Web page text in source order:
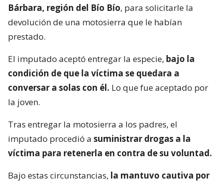
Bárbara, región del Bío Bío, para solicitarle la
devolución de una motosierra que le habían
prestado.
El imputado aceptó entregar la especie, bajo la
condición de que la víctima se quedara a
conversar a solas con él. Lo que fue aceptado por
la joven.
Tras entregar la motosierra a los padres, el
imputado procedió a suministrar drogas a la
víctima para retenerla en contra de su voluntad.
Bajo estas circunstancias, la mantuvo cautiva por